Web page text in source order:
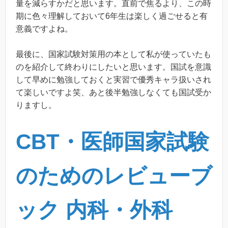
量を減らすかだと思います。直前で焦るより、この時
期に色々理解しておいて6年生は楽しく過ごせると有
意義ですよね。
最後に、国家試験対策用の本として私が使っていたも
のを紹介して終わりにしたいと思います。国試を意識
して早めに勉強しておくと実習で優秀キャラ扱いされ
て楽しいですよ笑、あと後半勉強しなくても国試受か
りますし。
CBT・医師国家試験
のためのレビューブ
ック 内科・外科